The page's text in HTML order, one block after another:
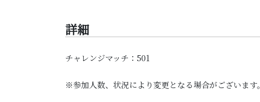
詳細
チャレンジマッチ：501
※参加人数、状況により変更となる場合がございます。